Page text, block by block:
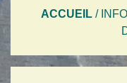
ACCUEIL /